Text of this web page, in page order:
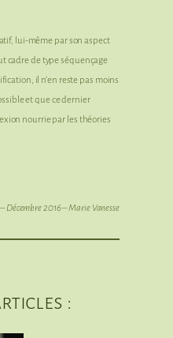
lui-même par son aspect
cadre de type séquençage
il n’en reste pas moins
et que ce dernier
nourrie par les théories
Décembre 2016 – Marie Vanesse
: